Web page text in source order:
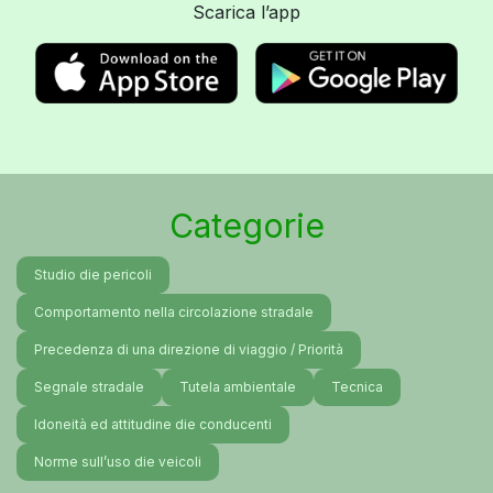
Scarica l’app
Categorie
Studio die pericoli
Comportamento nella circolazione stradale
Precedenza di una direzione di viaggio / Priorità
Segnale stradale Tutela ambientale Tecnica
Idoneità ed attitudine die conducenti
Norme sull’uso die veicoli